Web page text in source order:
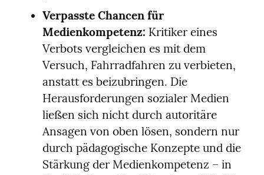
Verpasste Chancen für
Medienkompetenz: Kritiker eines
Verbots vergleichen es mit dem
Versuch, Fahrradfahren zu verbieten,
anstatt es beizubringen. Die
Herausforderungen sozialer Medien
ließen sich nicht durch autoritäre
Ansagen von oben lösen, sondern nur
durch pädagogische Konzepte und die
Stärkung der Medienkompetenz – in